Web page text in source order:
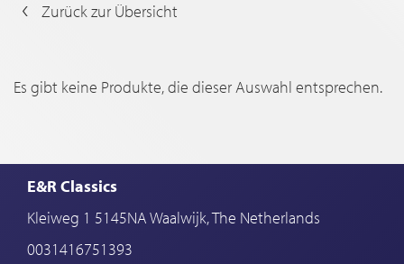
Zurück zur Übersicht
Es gibt keine Produkte, die dieser Auswahl entsprechen.
E&R Classics
Kleiweg 1 5145NA Waalwijk, The Netherlands
0031416751393